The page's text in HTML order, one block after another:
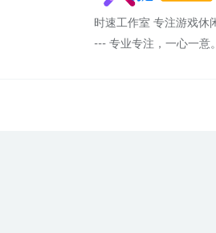
时速工作室 专注游戏休
--- 专业专注，一心一意